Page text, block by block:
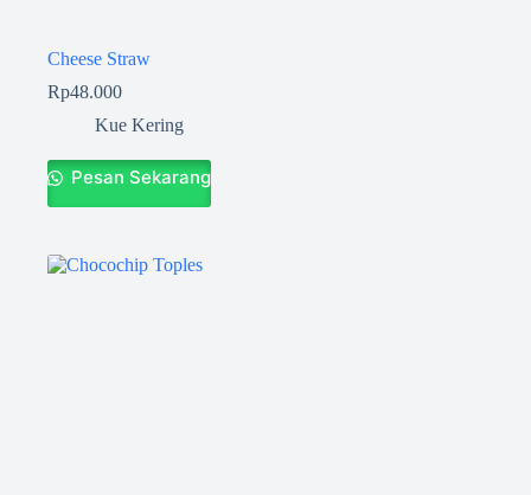
Cheese Straw
Rp48.000
Kue Kering
Pesan Sekarang